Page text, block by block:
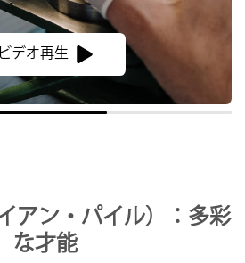
ビデオ再生
アン・パイル）：多彩
な才能